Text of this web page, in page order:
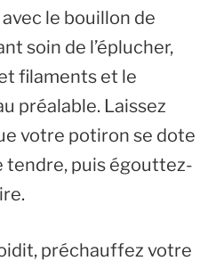
le bouillon de
soin de l’éplucher,
filaments et le
préalable. Laissez
votre potiron se dote
tendre, puis égouttez-
préchauffez votre